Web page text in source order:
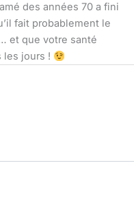
des années 70 a fini
fait probablement le
et que votre santé
les jours !